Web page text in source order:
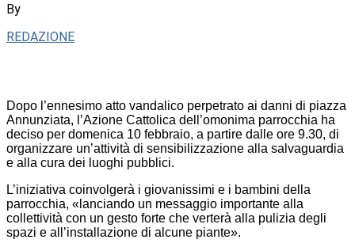
By
REDAZIONE
Dopo l’ennesimo atto vandalico perpetrato ai danni di piazza
Annunziata, l’Azione Cattolica dell’omonima parrocchia ha
deciso per domenica 10 febbraio, a partire dalle ore 9.30, di
organizzare un’attività di sensibilizzazione alla salvaguardia
e alla cura dei luoghi pubblici.
L’iniziativa coinvolgerà i giovanissimi e i bambini della
parrocchia, «lanciando un messaggio importante alla
collettività con un gesto forte che verterà alla pulizia degli
spazi e all’installazione di alcune piante».